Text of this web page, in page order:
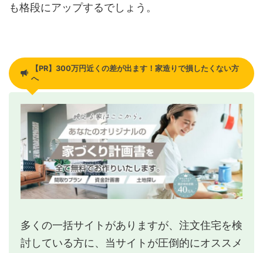
も格段にアップするでしょう。
【PR】300万円近くの差が出ます！家造りで損したくない方
へ
多くの一括サイトがありますが、注文住宅を検
討している方に、当サイトが圧倒的にオススメ